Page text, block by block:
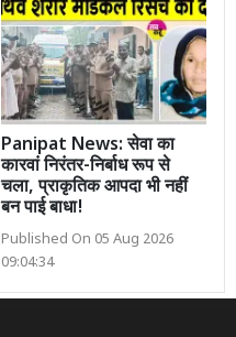
Panipat News: सेवा का
कारवां निरंतर-निर्बाध रूप से
चला, प्राकृतिक आपदा भी नहीं
बन पाई बाधा!
Published On 05 Aug 2026
09:04:34